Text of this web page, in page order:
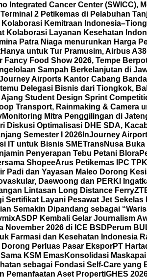
Integrated Cancer Center
2 Petikemas di Pelabuhan
Kemitraan
Kolaborasi Layanan Kesehatan
Patra Niaga menurunkan Harga
Hanya untuk Tur Pramusim, Airbus
Food Show 2026, Tempe
Sampah Berkelanjutan di
Airports Kantor Cabang
Delegasi Bisnis dari Tiongkok,
Student Design Sprint
Transport, Rainmaking & Camera
Monitoring Mitra Penggilingan di
Diskusi Optimalisasi DHE SDA,
Semester I 2026 InJourney
IT untuk Bisnis SMETransNusa
Penyerapan Tebu Petani Blora
ShopeeArus Petikemas IPC
Padi dan Yayasan Maleo Dorong
Daewoong dan PERKI
Lintasan Long Distance Ferry
Sertifikat Layani Pesawat Jet Sekelas
Semakin Dipandang sebagai
ASDP Kembali Gelar Journalism
November 2026 di ICE BSD Perum
Farmasi dan Kesehatan Indonesia
Perluas Pasar EksporPT
KSM EmasKonsolidasi
sebagai Fondasi Self-Care yang
Pemanfaatan Aset PropertiGHES